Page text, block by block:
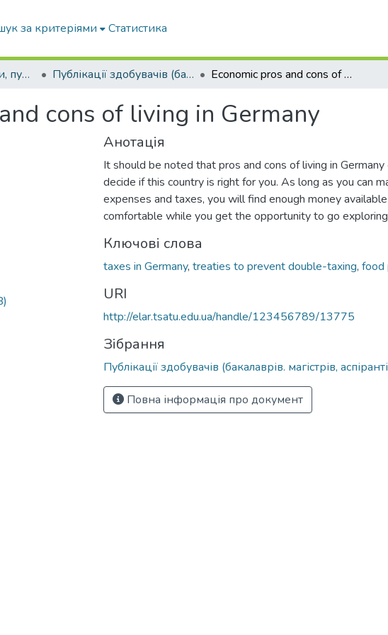
за критеріями Статистика
Конференції, збірки, публікації молодих вчених і здобувачів : магістрів, бакалаврів, аспірантів. Публікації здобувачів (бакалаврів. магістрів, аспірантів) Economic pros and cons of living in Germany
cons of living in Germany
Анотація
It should be noted that pros and cons of living in
decide if this country is right for you. As long as you can
expenses and taxes, you will find enough money
comfortable while you get the opportunity to go
Ключові слова
taxes in Germany, treaties to prevent double-taxing, food
URI
http://elar.tsatu.edu.ua/handle/123456789/13775
Зібрання
Публікації здобувачів (бакалаврів. магістрів,
Повна інформація про документ